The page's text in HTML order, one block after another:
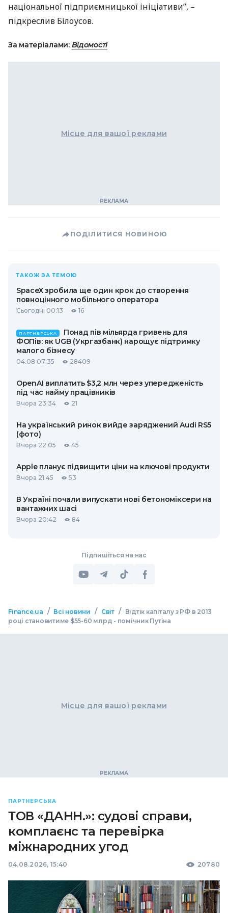
національної підприємницької ініціативи”, –
підкреслив Білоусов.
За матеріалами: Відомості
Місце для вашої реклами
ПОДІЛИТИСЯ НОВИНОЮ
ТАКОЖ ЗА ТЕМОЮ
SpaceX зробила ще один крок до створення
повноцінного мобільного оператора
Сьогодні 00:13 16
ПАРТНЕРСЬКА
Понад пів мільярда гривень для
ФОПів: як UGB (Укргазбанк) нарощує підтримку
малого бізнесу
04.08 07:35 28409
OpenAI виплатить $3,2 млн через упередженість
під час найму працівників
Вчора 23:34 21
На український ринок вийде заряджений Audi RS5
(фото)
Вчора 22:05 45
Apple планує підвищити ціни на ключові продукти
Вчора 21:45 53
В Україні почали випускати нові бетономіксери на
вантажних шасі
Вчора 20:42 84
Підпишіться на нас
Finance.ua / Всі новини / Світ /
Відтік капіталу з РФ в 2013
році становитиме $55-60 млрд - помічник Путіна
Місце для вашої реклами
ПАРТНЕРСЬКА
ТОВ «ДАНН.»: судові справи,
комплаєнс та перевірка
міжнародних угод
04.08.2026, 15:40 20780